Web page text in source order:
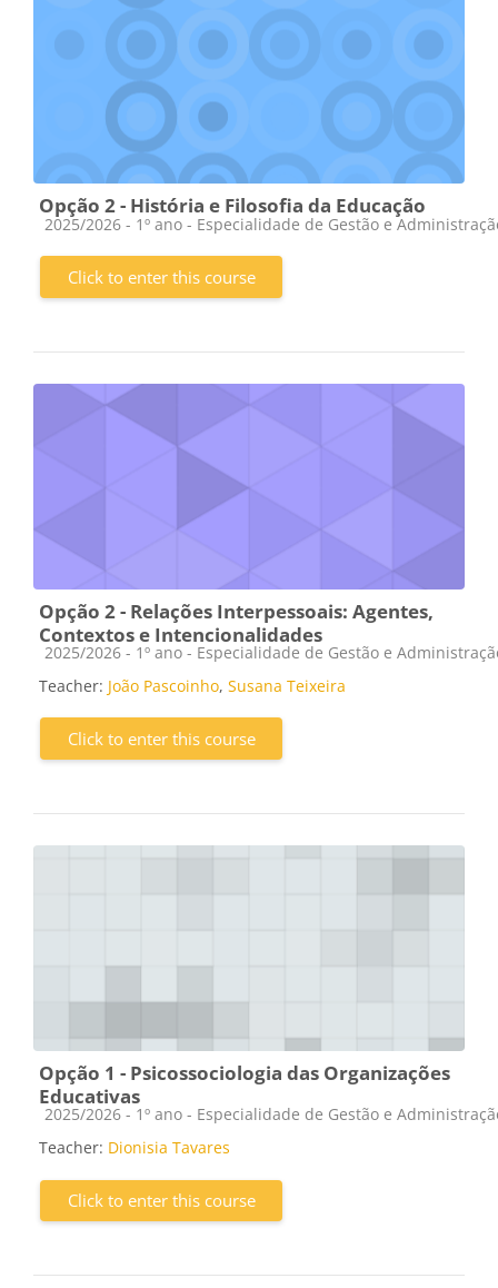
Opção 2 - História e Filosofia da Educação
Course category
2025/2026 - 1º ano - Especialidade de Gestão e
Click to enter this course
Opção 2 - Relações Interpessoais: Agentes,
Contextos e Intencionalidades
Course category
2025/2026 - 1º ano - Especialidade de Gestão e
Teacher: João Pascoinho, Susana Teixeira
Click to enter this course
Opção 1 - Psicossociologia das Organizações
Educativas
Course category
2025/2026 - 1º ano - Especialidade de Gestão e
Teacher: Dionisia Tavares
Click to enter this course